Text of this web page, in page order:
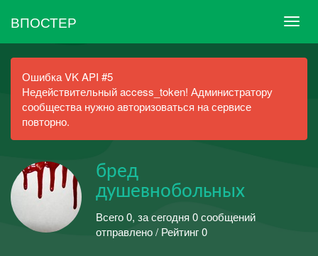
ВПОСТЕР
Ошибка VK API #5
Недействительный access_token! Администратору
сообщества нужно авторизоваться на сервисе
повторно.
бред
душевнобольных
Всего 0, за сегодня 0 сообщений
отправлено / Рейтинг 0